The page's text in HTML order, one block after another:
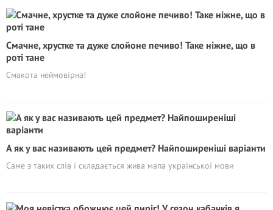
Смачне, хрустке та дуже слойоне печиво! Таке ніжне, що в
роті тане
Смакота неймовірна!
А як у вас називають цей предмет? Найпоширеніші варіанти
Саме з таких слів і складається жива мапа української мови